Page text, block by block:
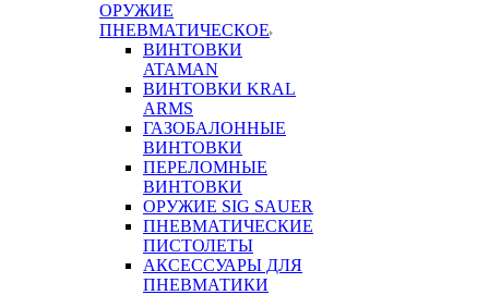
ОРУЖИЕ
ПНЕВМАТИЧЕСКОЕ
ВИНТОВКИ
ATAMAN
ВИНТОВКИ KRAL
ARMS
ГАЗОБАЛОННЫЕ
ВИНТОВКИ
ПЕРЕЛОМНЫЕ
ВИНТОВКИ
ОРУЖИЕ SIG SAUER
ПНЕВМАТИЧЕСКИЕ
ПИСТОЛЕТЫ
АКСЕССУАРЫ ДЛЯ
ПНЕВМАТИКИ